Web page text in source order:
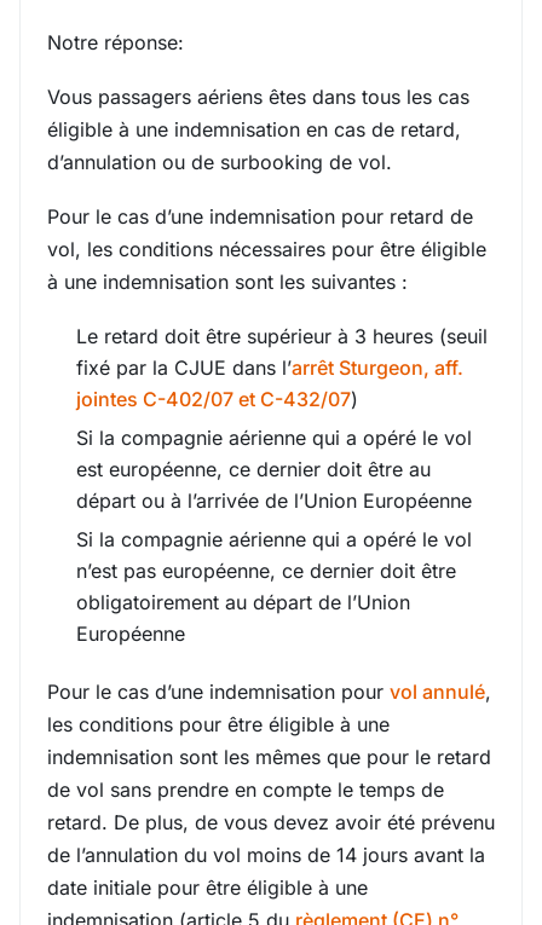
Notre réponse:
Vous passagers aériens êtes dans tous les cas
éligible à une indemnisation en cas de retard,
d’annulation ou de surbooking de vol.
Pour le cas d’une indemnisation pour retard de
vol, les conditions nécessaires pour être éligible
à une indemnisation sont les suivantes :
Le retard doit être supérieur à 3 heures (seuil
fixé par la CJUE dans l’arrêt Sturgeon, aff.
jointes C-402/07 et C-432/07)
Si la compagnie aérienne qui a opéré le vol
est européenne, ce dernier doit être au
départ ou à l’arrivée de l’Union Européenne
Si la compagnie aérienne qui a opéré le vol
n’est pas européenne, ce dernier doit être
obligatoirement au départ de l’Union
Européenne
Pour le cas d’une indemnisation pour vol annulé,
les conditions pour être éligible à une
indemnisation sont les mêmes que pour le retard
de vol sans prendre en compte le temps de
retard. De plus, de vous devez avoir été prévenu
de l’annulation du vol moins de 14 jours avant la
date initiale pour être éligible à une
indemnisation (article 5 du règlement (CE) n°